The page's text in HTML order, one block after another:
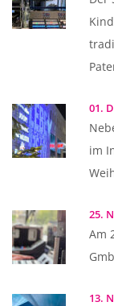
01.
im
25.
Am
13.